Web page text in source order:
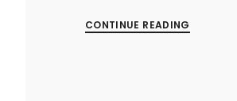
CONTINUE READING